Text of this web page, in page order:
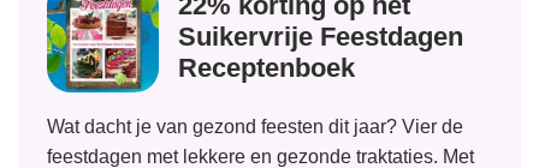
Suikervrije Feestdagen
Receptenboek
Wat dacht je van gezond feesten dit jaar? Vier de
feestdagen met lekkere en gezonde traktaties. Met